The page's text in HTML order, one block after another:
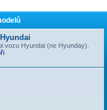
vozu Hyundai (ne Hyunday).